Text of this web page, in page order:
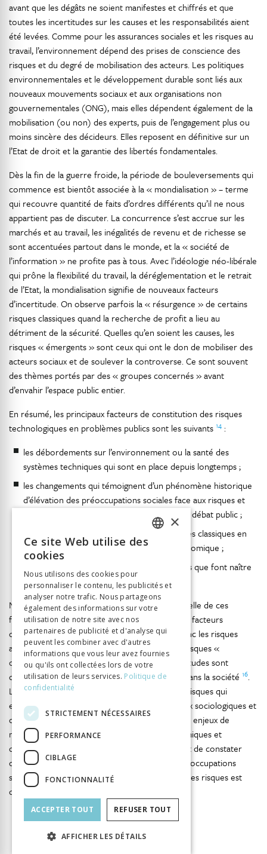
avant que les dégâts ne soient manifestes et chiffrés et que
toutes les incertitudes sur les causes et les responsabilités aient
été levées. Comme pour les assurances sociales et les risques au
travail, l’environnement dépend des prises de conscience des
risques et du degré de mobilisation des acteurs. Les politiques
environnementales et le développement durable sont liés aux
nouveaux mouvements sociaux et aux organisations non
gouvernementales (ONG), mais elles dépendent également de la
mobilisation (ou non) des experts, puis de l’engagement plus ou
moins sincère des décideurs. Elles reposent en définitive sur un
l’Etat de droit et la garantie des libertés fondamentales.
Dès la fin de la guerre froide, la période de bouleversements qui
commence est bientôt associée à la « mondialisation » – terme
qui recouvre quantité de faits d’ordres différents qu’il ne nous
appartient pas de discuter. La concurrence s’est accrue sur les
marchés et au travail, les inégalités de revenu et de richesse se
sont accentuées partout dans le monde, et la « société de
l’information » ne profite pas à tous. Avec l’idéologie néo-libérale
qui prône la flexibilité du travail, la déréglementation et le retrait
de l’Etat, la mondialisation signifie de nouveaux facteurs
d’incertitude. On observe parfois la « résurgence » de certains
risques classiques quand la recherche de profit a lieu au
détriment de la sécurité. Quelles qu’en soient les causes, les
risques « émergents » sont ceux qui ont le don de mobiliser des
acteurs sociaux et de soulever la controverse. Ce sont souvent
des thèmes portés par des « groupes concernés » avant
d’envahir l’espace public entier.
En résumé, les principaux facteurs de constitution des risques
technologiques en problèmes publics sont les suivants 14 :
les débordements sur l’environnement ou la santé des
systèmes techniques qui sont en place depuis longtemps ;
les changements qui témoignent d’un phénomène historique
d’élévation des préoccupations sociales face aux risques et
d’une volonté accrue de transparence et de débat public ;
la persistance ou la recrudescence de risques classiques en
lien avec le contexte de mondialisation économique ;
les nouvelles technologies et les incertitudes que font naître
leur développement.
Notons les divergences dans l’appréciation actuelle de ces
facteurs parmi les spécialistes. Pour certains, les facteurs
d’incertitude se multiplient et se combinent, donc les risques
augmentent15, pour d’autres, au contraire, les risques «
objectifs » ont nettement diminué, et les inquiétudes sont
d’abord le fait de tendances « irrationnelles » dans la société 16.
Les nombreuses théories et classifications des risques qui
existent aujourd’hui montrent qu’il s’agit d’enjeux sociologiques et
d’enjeux ouverts au plan interdisciplinaire. Et ces enjeux de
méthode sont indissociables des enjeux économiques et
d’interprétation morale et politique
. Force est de constater
que l’acceptabilité est toujours fonction des préoccupations
sociales, qui peuvent varier, et que l’évaluation des risques est
donc une question de négociation.
ITALIAN
×
Ce site Web utilise des
cookies
Nous utilisons des cookies pour
personnaliser le contenu, les publicités et
analyser notre trafic. Nous partageons
également des informations sur votre
utilisation de notre site avec nos
partenaires de publicité et d'analyse qui
peuvent les combiner avec d'autres
informations que vous leur avez fournies
ou qu'ils ont collectées lors de votre
utilisation de leurs services. Politique de
confidentialité
STRICTEMENT NÉCESSAIRES
PERFORMANCE
CIBLAGE
FONCTIONNALITÉ
ACCEPTER TOUT REFUSER TOUT
AFFICHER LES DÉTAILS